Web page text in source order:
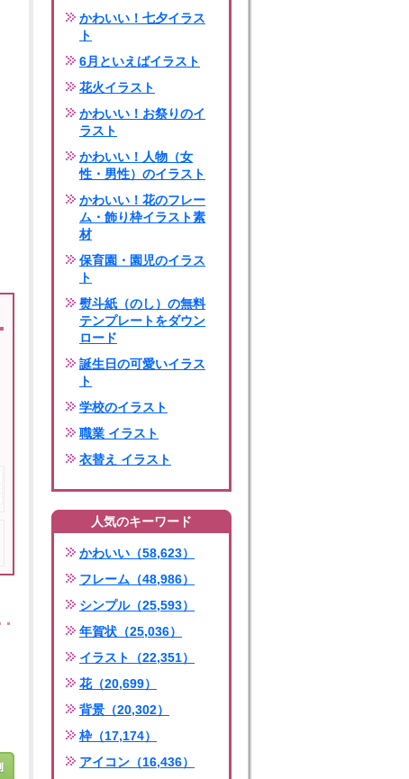
かわいい！七夕イラス
ト
6月といえばイラスト
花火イラスト
かわいい！お祭りのイ
ラスト
かわいい！人物（女
性・男性）のイラスト
かわいい！花のフレー
ム・飾り枠イラスト素
材
保育園・園児のイラス
ト
熨斗紙（のし）の無料
テンプレートをダウン
ロード
誕生日の可愛いイラス
ト
学校のイラスト
職業 イラスト
衣替え イラスト
人気のキーワード
かわいい（58,623）
フレーム（48,986）
シンプル（25,593）
年賀状（25,036）
イラスト（22,351）
花（20,699）
背景（20,302）
枠（17,174）
アイコン（16,436）